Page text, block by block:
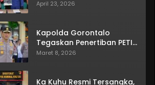
Terkuak
April 23, 2026
Kapolda Gorontalo
Tegaskan Penertiban PETI
Terus Berjalan
Maret 8, 2026
Ka Kuhu Resmi Tersangka,